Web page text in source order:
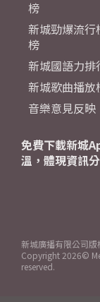
榜
新城勁爆流行
榜
新城國語力排
新城歌曲播放
音樂意見反映
免費下載新城
溫，體現資訊
新城廣播有限公司版
Copyright 2026©
reserved.